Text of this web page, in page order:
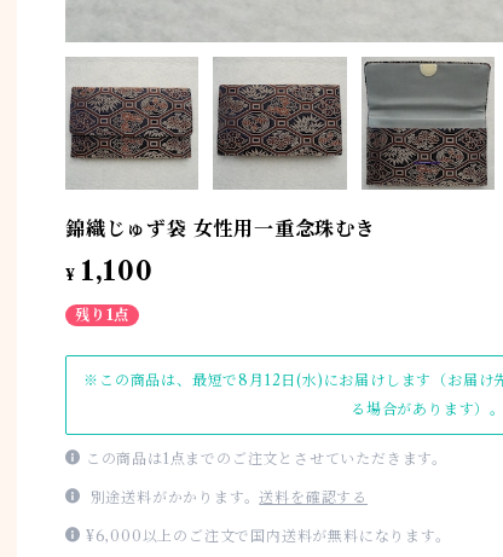
錦織じゅず袋 女性用一重念珠むき
¥ 1,100
残り1点
※この商品は、最短で8月12日(水)にお届けします（お届け
る場合があります）。
この商品は1点までのご注文とさせていただきます。
別途送料がかかります。送料を確認する
¥6,000以上のご注文で国内送料が無料になります。